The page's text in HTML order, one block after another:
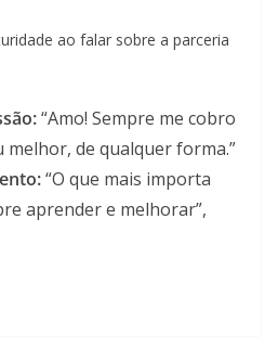
ao falar sobre a parceria
“Amo! Sempre me cobro
melhor, de qualquer forma.”
“O que mais importa
aprender e melhorar”,